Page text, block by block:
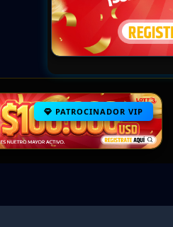
PATROCINADOR VIP